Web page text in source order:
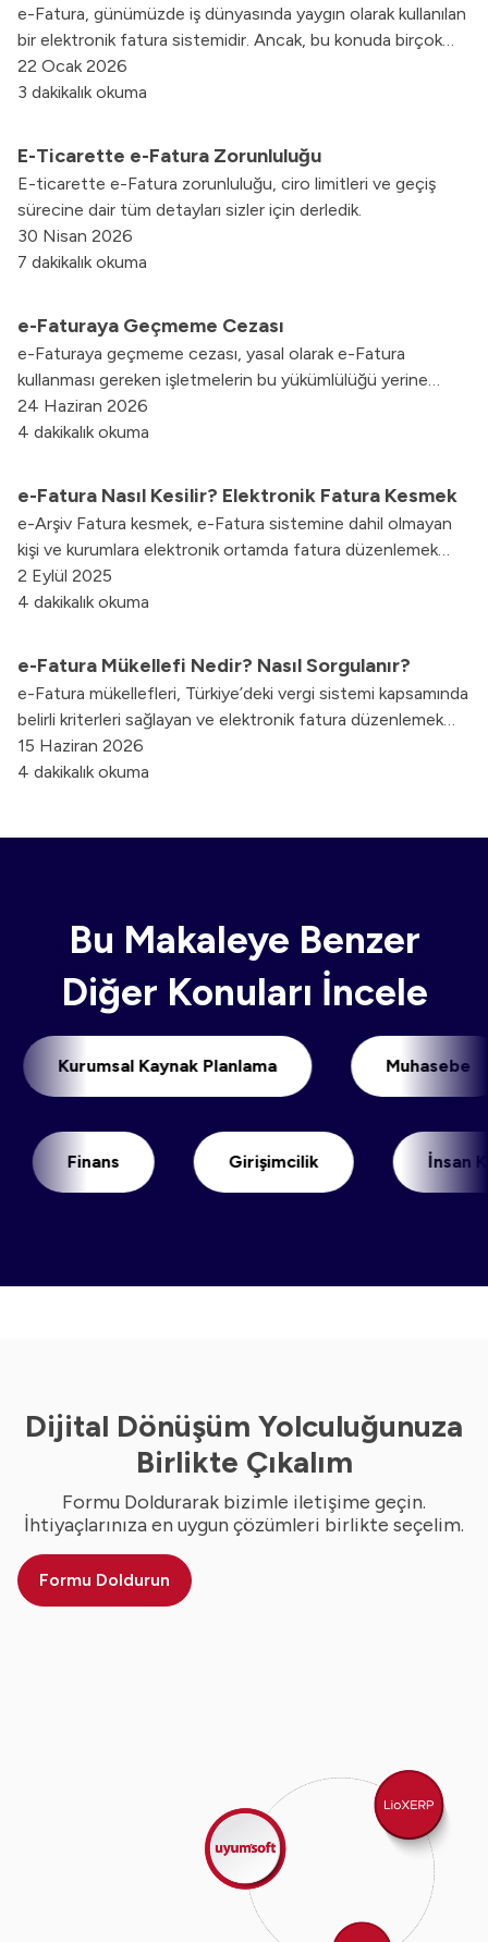
Bilgi
e-Fatura, günümüzde iş dünyasında yaygın olarak kullanılan
bir elektronik fatura sistemidir. Ancak, bu konuda birçok
yanlış bilgi dolaşmaktadır.
22 Ocak 2026
3 dakikalık okuma
E-Ticarette e-Fatura Zorunluluğu
E-ticarette e-Fatura zorunluluğu, ciro limitleri ve geçiş
sürecine dair tüm detayları sizler için derledik.
30 Nisan 2026
7 dakikalık okuma
e-Faturaya Geçmeme Cezası
e-Faturaya geçmeme cezası, yasal olarak e-Fatura
kullanması gereken işletmelerin bu yükümlülüğü yerine
getirmemesi durumunda uygulanan para cezalarını kapsar.
Vergi Usul Kanunu çerçevesinde belirlenen kriterlere
belirli tutarlarda ceza ödemek zorunda kalır.
24 Haziran 2026
4 dakikalık okuma
e-Fatura Nasıl Kesilir? Elektronik Fatura Kesmek
e-Arşiv Fatura kesmek, e-Fatura sistemine dahil olmayan
kişi ve kurumlara elektronik ortamda fatura düzenlemek
amacıyla kullanılan bir yöntemdir. Bu sistem, özellikle
bireysel müşterilere veya e-Fatura mükellefi olmayan
2 Eylül 2025
4 dakikalık okuma
e-Fatura Mükellefi Nedir? Nasıl Sorgulanır?
e-Fatura mükellefleri, Türkiye’deki vergi sistemi kapsamında
belirli kriterleri sağlayan ve elektronik fatura düzenlemek
zorunda olan kurum ve kişilerdir.
15 Haziran 2026
4 dakikalık okuma
Bu Makaleye Benzer
Diğer Konuları İncele
Kurumsal Kaynak Planlama
Finans Girişimcilik İnsan
Dijital Dönüşüm Yolculuğunuza
Birlikte Çıkalım
Formu Doldurarak bizimle iletişime geçin.
İhtiyaçlarınıza en uygun çözümleri birlikte seçelim.
Formu Doldurun